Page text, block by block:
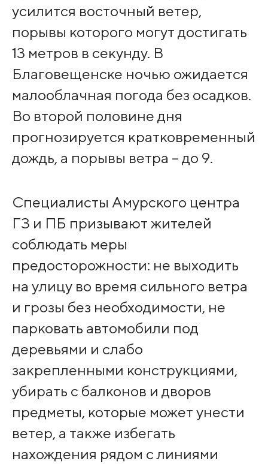
усилится восточный ветер,
порывы которого могут достигать
13 метров в секунду. В
Благовещенске ночью ожидается
малооблачная погода без осадков.
Во второй половине дня
прогнозируется кратковременный
дождь, а порывы ветра – до 9.
Специалисты Амурского центра
ГЗ и ПБ призывают жителей
соблюдать меры
предосторожности: не выходить
на улицу во время сильного ветра
и грозы без необходимости, не
парковать автомобили под
деревьями и слабо
закрепленными конструкциями,
убирать с балконов и дворов
предметы, которые может унести
ветер, а также избегать
нахождения рядом с линиями